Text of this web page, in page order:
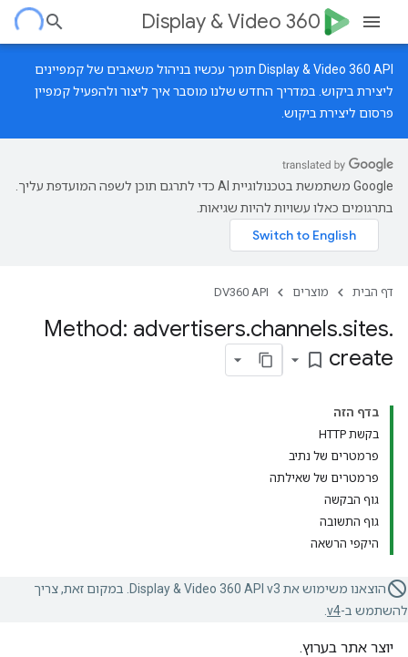
Display & Video 360
‫Display & Video 360 API תומך עכשיו בניהול משאבים של קמפיינים
ליצירת ביקוש. במדריך החדש שלנו מוסבר איך ליצור ולהפעיל קמפיין
פרסום ליצירת ביקוש.
‫Google משתמשת בטכנולוגיית AI כדי לתרגם תוכן לשפה המועדפת עליך.
בתרגומים כאלו עשויות להיות שגיאות.
דף הבית מוצרים DV360 API
Method: advertisers.channels.sites.
create
bookmark_border
בדף הזה
בקשת HTTP
פרמטרים של נתיב
פרמטרים של שאילתה
גוף הבקשה
גוף התשובה
היקפי הרשאה
הוצאנו משימוש את Display & Video 360 API v3. במקום זאת, צריך
להשתמש ב-v4
יוצר אתר בערוץ.